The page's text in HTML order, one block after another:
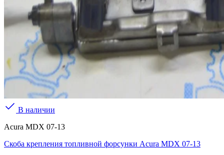
В наличии
Acura MDX 07-13
Скоба крепления топливной форсунки Acura MDX 07-13